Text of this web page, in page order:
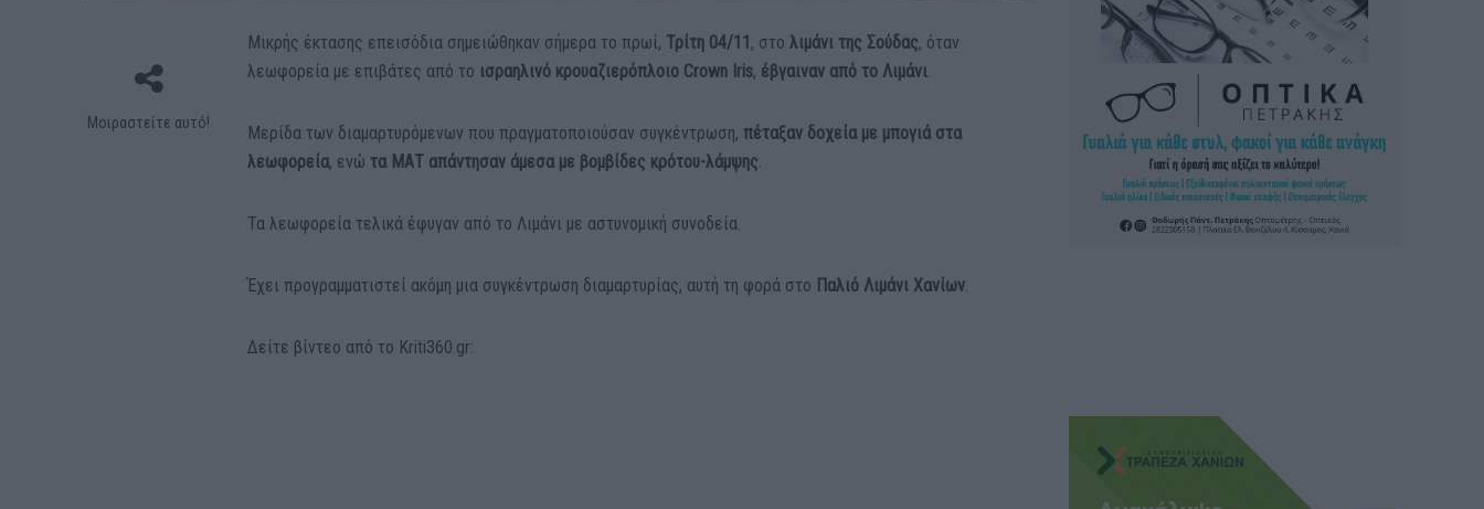
Μοιραστείτε αυτό!
Μικρής έκτασης επεισόδια σημειώθηκαν σήμερα το πρωί, Τρίτη 04/11 , στολιμάνι της Σούδας, όταν
λεωφορεία με επιβάτες από το ισραηλινό κρουαζιερόπλοιο Crown Iris, έβγαιναν από το Λιμάνι.
Μερίδα των διαμαρτυρόμενων που πραγματοποιούσαν συγκέντρωση, πέταξαν δοχεία με μπογιά στα
λεωφορεία, ενώ τα ΜΑΤ απάντησαν άμεσα με βομβίδες κρότου-λάμψης.
Τα λεωφορεία τελικά έφυγαν από το Λιμάνι με αστυνομική συνοδεία.
Έχει προγραμματιστεί ακόμη μια συγκέντρωση διαμαρτυρίας, αυτή τη φορά στο Παλιό Λιμάνι Χανίων.
Δείτε βίντεο από το Kriti360.gr: